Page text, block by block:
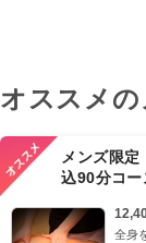
オススメ
メンズ限
込90分コー
全身